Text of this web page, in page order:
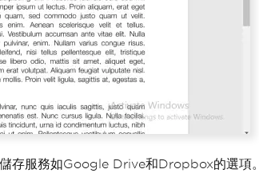
存服務如Google Drive和Dropbox的選項。